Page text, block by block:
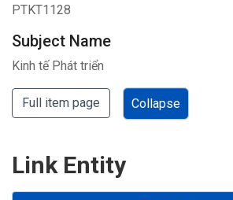
PTKT1128
Subject Name
Kinh tế Phát triển
Full item page Collapse
Link Entity